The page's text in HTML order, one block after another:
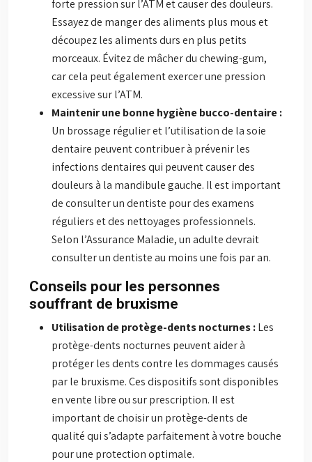
forte pression sur l’ATM et causer des douleurs.
Essayez de manger des aliments plus mous et
découpez les aliments durs en plus petits
morceaux. Évitez de mâcher du chewing-gum,
car cela peut également exercer une pression
excessive sur l’ATM.
Maintenir une bonne hygiène bucco-dentaire :
Un brossage régulier et l’utilisation de la soie
dentaire peuvent contribuer à prévenir les
infections dentaires qui peuvent causer des
douleurs à la mandibule gauche. Il est important
de consulter un dentiste pour des examens
réguliers et des nettoyages professionnels.
Selon l’Assurance Maladie, un adulte devrait
consulter un dentiste au moins une fois par an.
Conseils pour les personnes
souffrant de bruxisme
Utilisation de protège-dents nocturnes :Les
protège-dents nocturnes peuvent aider à
protéger les dents contre les dommages causés
par le bruxisme. Ces dispositifs sont disponibles
en vente libre ou sur prescription. Il est
important de choisir un protège-dents de
qualité qui s’adapte parfaitement à votre bouche
pour une protection optimale.